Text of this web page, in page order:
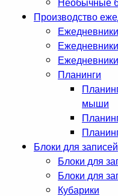
Производство
Планинги
мыши
Блоки для записей
Блоки для
Блоки для
Кубарики